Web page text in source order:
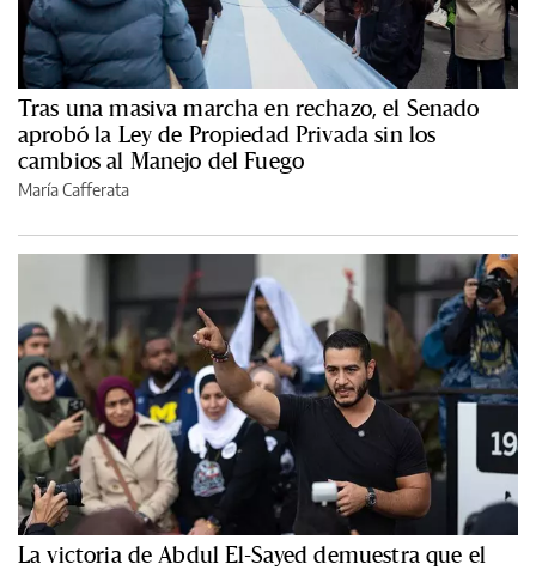
Tras una masiva marcha en rechazo, el Senado
aprobó la Ley de Propiedad Privada sin los
cambios al Manejo del Fuego
María Cafferata
La victoria de Abdul El-Sayed demuestra que el